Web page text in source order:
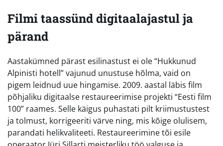
Filmi taassünd digitaalajastul ja
pärand
Aastakümned pärast esilinastust ei ole “Hukkunud
Alpinisti hotell” vajunud unustuse hõlma, vaid on
pigem leidnud uue hingamise. 2009. aastal läbis film
põhjaliku digitaalse restaureerimise projekti “Eesti film
100” raames. Selle käigus puhastati pilt kriimustustest
ja tolmust, korrigeeriti värve ning, mis kõige olulisem,
parandati helikvaliteeti. Restaureerimine tõi esile